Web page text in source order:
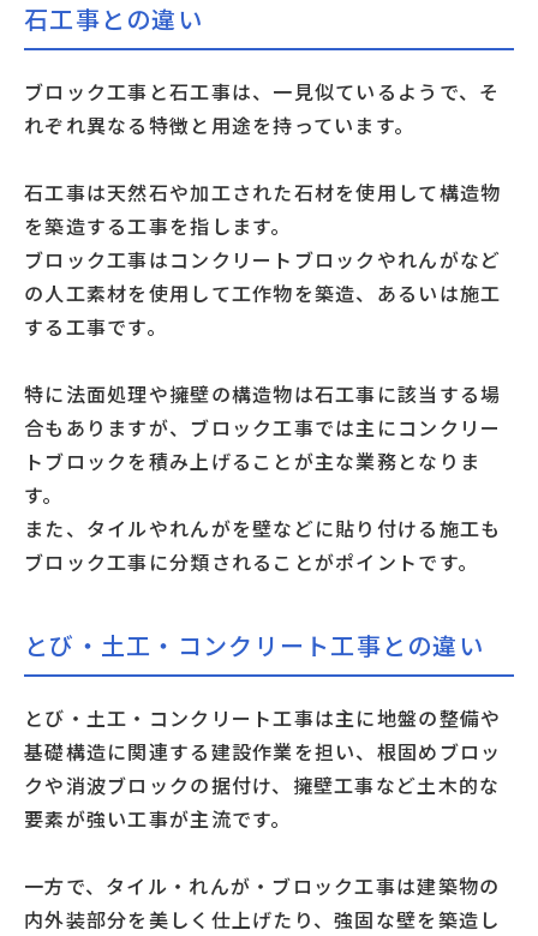
石工事との違い
ブロック工事と石工事は、一見似ているようで、そ
れぞれ異なる特徴と用途を持っています。
石工事は天然石や加工された石材を使用して構造物
を築造する工事を指します。
ブロック工事はコンクリートブロックやれんがなど
の人工素材を使用して工作物を築造、あるいは施工
する工事です。
特に法面処理や擁壁の構造物は石工事に該当する場
合もありますが、ブロック工事では主にコンクリー
トブロックを積み上げることが主な業務となりま
す。
また、タイルやれんがを壁などに貼り付ける施工も
ブロック工事に分類されることがポイントです。
とび・土工・コンクリート工事との違い
とび・土工・コンクリート工事は主に地盤の整備や
基礎構造に関連する建設作業を担い、根固めブロッ
クや消波ブロックの据付け、擁壁工事など土木的な
要素が強い工事が主流です。
一方で、タイル・れんが・ブロック工事は建築物の
内外装部分を美しく仕上げたり、強固な壁を築造し